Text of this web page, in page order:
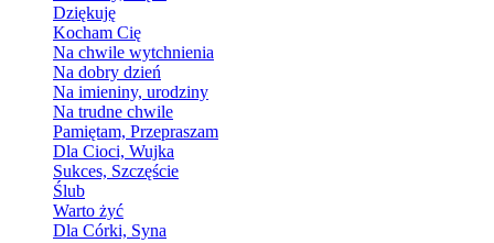
Dziękuję
Kocham Cię
Na chwile wytchnienia
Na dobry dzień
Na imieniny, urodziny
Na trudne chwile
Pamiętam, Przepraszam
Dla Cioci, Wujka
Sukces, Szczęście
Ślub
Warto żyć
Dla Córki, Syna